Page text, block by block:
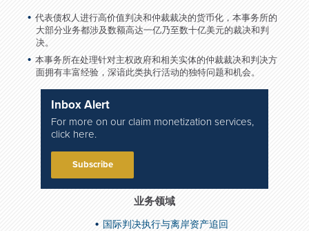
代表债权人进行高价值判决和仲裁裁决的货币化，本事务所的
大部分业务都涉及数额高达一亿乃至数十亿美元的裁决和判
决。
本事务所在处理针对主权政府和相关实体的仲裁裁决和判决方
面拥有丰富经验，深谙此类执行活动的独特问题和机会。
Inbox Alert
For more on our claim monetization services,
click here.
Subscribe
业务领域
国际判决执行与离岸资产追回